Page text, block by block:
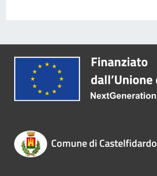
Comune di Castelfidardo